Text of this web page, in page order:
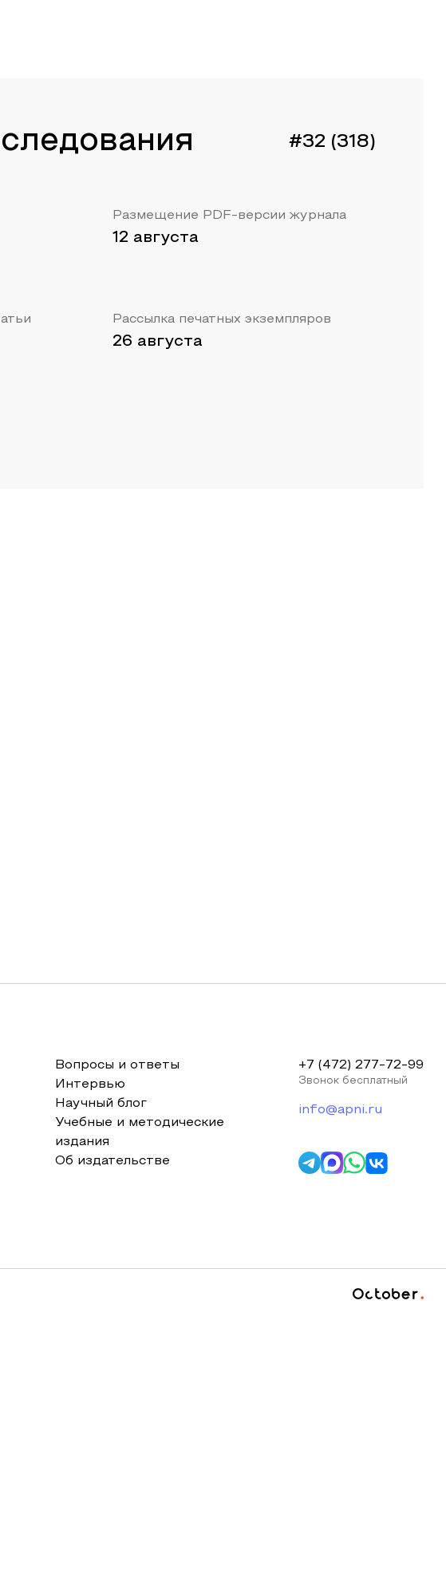
#32 (318)
Размещение PDF-версии журнала
12 августа
Рассылка печатных экземпляров
26 августа
Вопросы и ответы
Интервью
Научный блог
Учебные и методические
издания
Об издательстве
+7 (472) 277-72-99
Звонок бесплатный
info@apni.ru